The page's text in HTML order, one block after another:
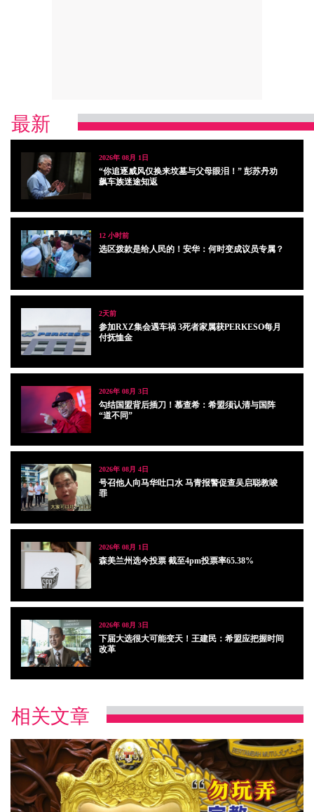
最新
2026年 08月 1日
“你追逐威风仅换来坟墓与父母眼泪！” 彭苏丹劝
飙车族迷途知返
12 小时前
选区拨款是给人民的！安华：何时变成议员专属？
2天前
参加RXZ集会遇车祸 3死者家属获PERKESO每月
付抚恤金
2026年 08月 3日
勾结国盟背后插刀！慕查希：希盟须认清与国阵
“道不同”
2026年 08月 4日
号召他人向马华吐口水 马青报警促查吴启聪教唆
罪
2026年 08月 1日
森美兰州选今投票 截至4pm投票率65.38%
2026年 08月 3日
下届大选很大可能变天！王建民：希盟应把握时间
改革
相关文章